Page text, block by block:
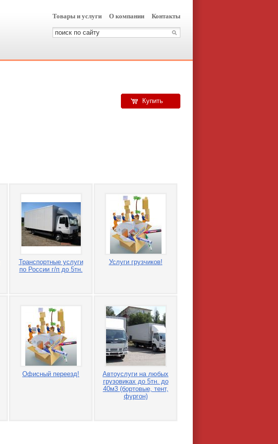
Товары и услуги О компании Контакты
Купить
Транспортные услуги
по России г/п до 5тн.
Услуги грузчиков!
Офисный переезд!
Автоуслуги на любых
грузовиках до 5тн. до
40м3 (бортовые, тент,
фургон)